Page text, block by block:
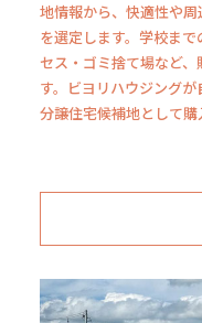
地情報から、快適性や
を選定します。学校ま
セス・ゴミ捨て場など
す。ビヨリハウジング
分譲住宅候補地として購